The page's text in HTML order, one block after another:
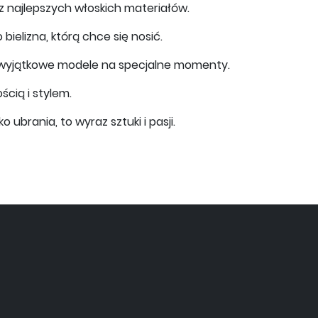
włoskich materiałów.
którą chce się nosić.
modele na specjalne momenty.
i stylem.
ubrania, to wyraz sztuki i pasji.